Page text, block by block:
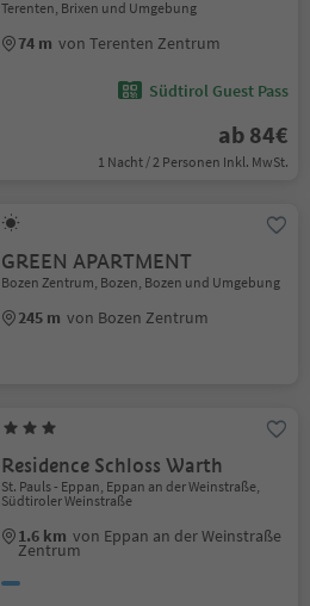
Terenten, Brixen und Umgebung
74 m von Terenten Zentrum
Südtirol Guest Pass
ab 84€
1 Nacht / 2 Personen Inkl. MwSt.
GREEN APARTMENT
Bozen Zentrum, Bozen, Bozen und Umgebung
245 m von Bozen Zentrum
Residence Schloss Warth
St. Pauls - Eppan, Eppan an der Weinstraße,
Südtiroler Weinstraße
1.6 km von Eppan an der Weinstraße
Zentrum